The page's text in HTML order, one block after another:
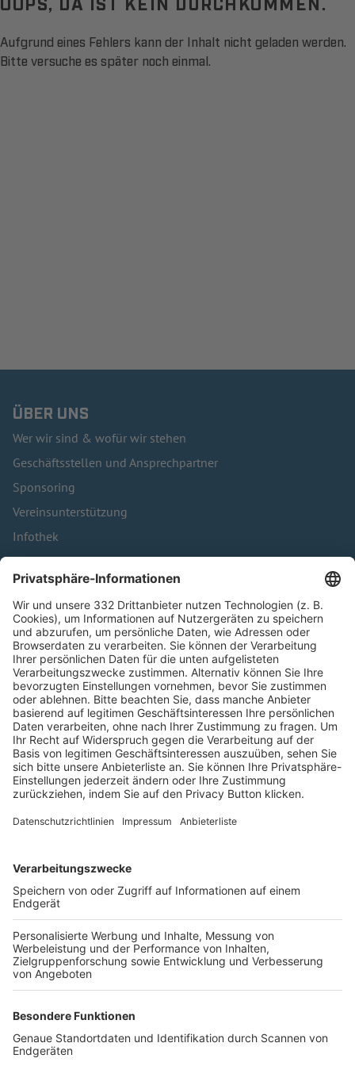
Aufgrund eines Fehlers kann der Inhalt nicht geladen werden.
Bitte versuche es später noch einmal.
ÜBER UNS
Wer wir sind & wofür wir stehen
Geschäftsstellen und Ansprechpartner
Sponsoring
Vereinsunterstützung
Infothek
Kontakt
HÄUFIG BESUCHTE SEITEN
Pässe und Vereinswechsel
Trainerausbildung
Schulungsangebot Vereinsmitarbeiter
BFV-Geschäftsstellen
Trainerbörse
Login SpielPlus
FOLGE DEM BFV
TOP-VEREINE
TOP-PARTNER